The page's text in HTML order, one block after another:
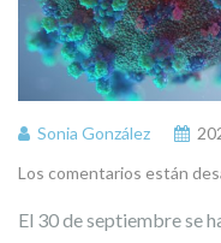
Sonia González
Los comentarios están
El 30 de septiembre se